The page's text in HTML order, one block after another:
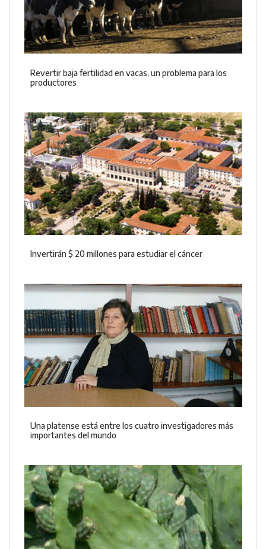
Revertir baja fertilidad en vacas, un problema para los
productores
Invertirán $ 20 millones para estudiar el cáncer
Una platense está entre los cuatro investigadores más
importantes del mundo